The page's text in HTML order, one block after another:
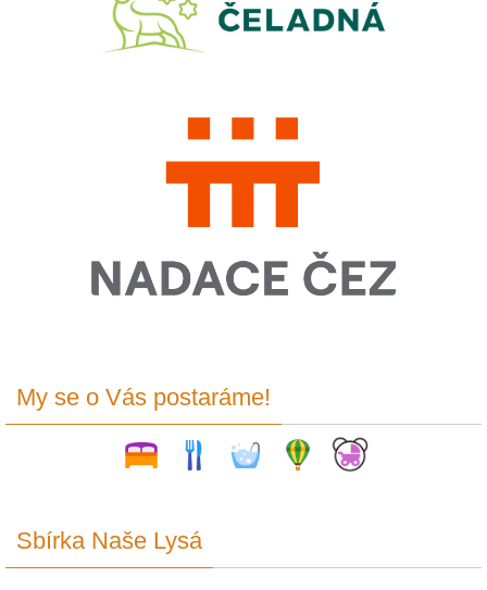
My se o Vás postaráme!
Sbírka Naše Lysá